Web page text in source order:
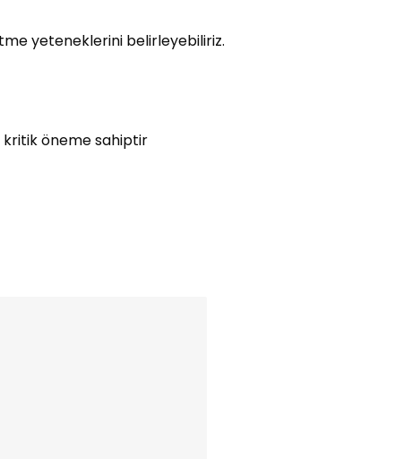
yeteneklerini belirleyebiliriz.
kritik öneme sahiptir